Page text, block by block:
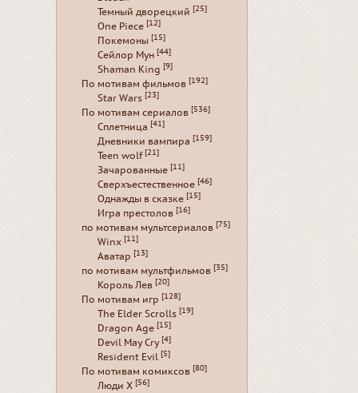
Темный дворецкий [25]
One Piece [12]
Покемоны [15]
Сейлор Мун [44]
Shaman King [9]
По мотивам фильмов [192]
Star Wars [23]
По мотивам сериалов [536]
Сплетница [41]
Дневники вампира [159]
Teen wolf [21]
Зачарованные [11]
Сверхъестественное [46]
Однажды в сказке [15]
Игра престолов [16]
по мотивам мультсериалов [75]
Winx [11]
Аватар [13]
по мотивам мультфильмов [35]
Король Лев [20]
По мотивам игр [128]
The Elder Scrolls [19]
Dragon Age [15]
Devil May Cry [4]
Resident Evil [5]
По мотивам комиксов [80]
Люди Х [56]